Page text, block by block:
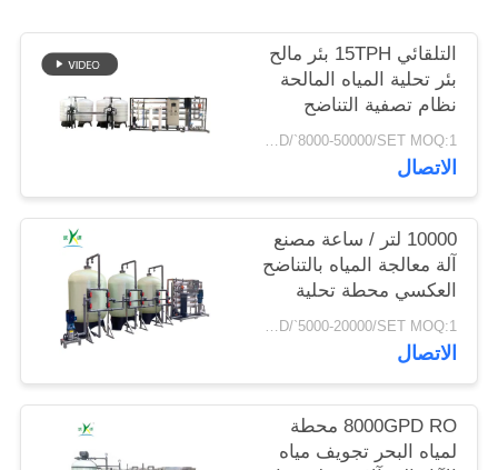
PRIVACY
POLICY
التلقائي 15TPH بئر مالح
بئر تحلية المياه المالحة
نظام تصفية التناضح
العكسي تنقية معالجة
محطة RO
USD/`8000-50000/SET MOQ:1 مجموعة
الاتصال
10000 لتر / ساعة مصنع
آلة معالجة المياه بالتناضح
العكسي محطة تحلية
المياه معدات معالجة
المياه نظام RO
USD/`5000-20000/SET MOQ:1 مجموعة
الاتصال
8000GPD RO محطة
لمياه البحر تجويف مياه